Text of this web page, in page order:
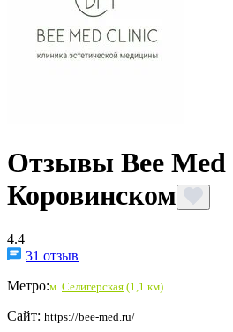
Отзывы Bee
Коровинском
4.4
31 отзыв
Метро:м. Селигерская (1,1 км)
Сайт: https://bee-med.ru/